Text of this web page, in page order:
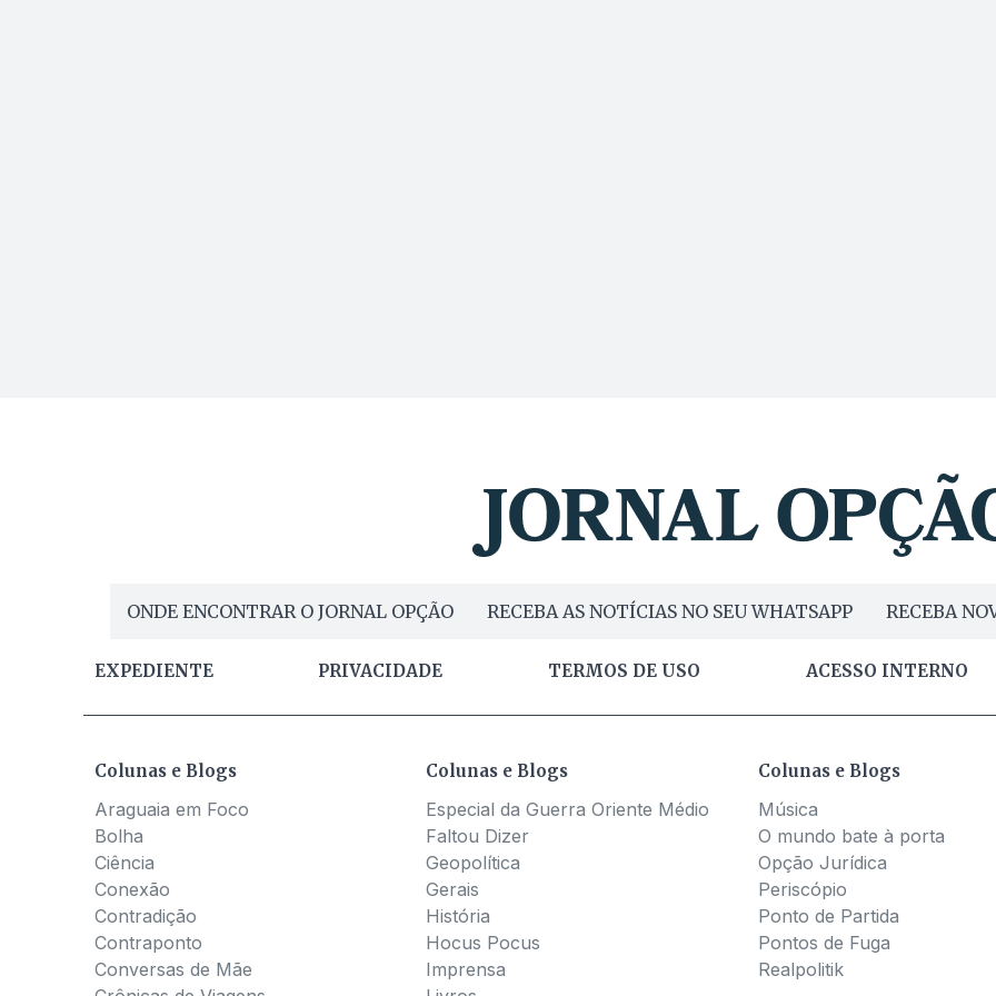
ONDE ENCONTRAR O JORNAL OPÇÃO RECEBA AS NOTÍCIAS NO SEU WHATSAPP RECEBA
EXPEDIENTE PRIVACIDADE TERMOS DE USO ACESSO INTERNO
Colunas e Blogs
Araguaia em Foco
Bolha
Ciência
Conexão
Contradição
Contraponto
Conversas de Mãe
Colunas e Blogs
Especial da Guerra Oriente Médio
Faltou Dizer
Geopolítica
Gerais
História
Hocus Pocus
Imprensa
Colunas e Blogs
Música
O mundo bate à porta
Opção Jurídica
Periscópio
Ponto de Partida
Pontos de Fuga
Realpolitik